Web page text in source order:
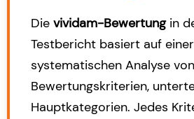
Die vividam-Bewertungin
Testbericht basiert auf einer
systematischen Analyse von
Bewertungskriterien,
Hauptkategorien. Jedes